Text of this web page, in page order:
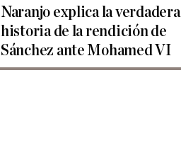
Naranjo explica la verdadera
historia de la rendición de
Sánchez ante Mohamed VI